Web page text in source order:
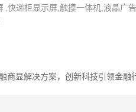
,快递柜显示屏,触摸一体机,液晶广
商显解决方案，创新科技引领金融